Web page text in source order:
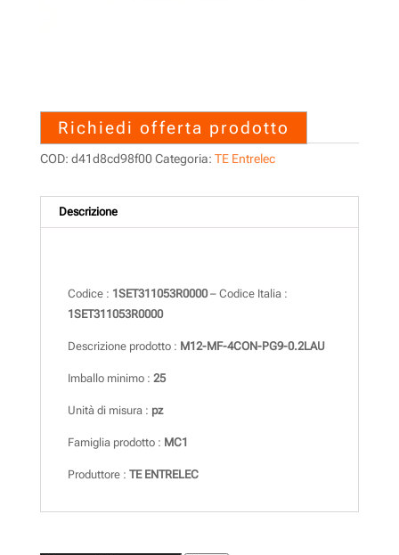
Richiedi offerta prodotto
COD: d41d8cd98f00 Categoria: TE Entrelec
Descrizione
Codice : 1SET311053R0000– Codice Italia :
1SET311053R0000
Descrizione prodotto : M12-MF-4CON-PG9-0.2LAU
Imballo minimo : 25
Unità di misura : pz
Famiglia prodotto : MC1
Produttore : TE ENTRELEC